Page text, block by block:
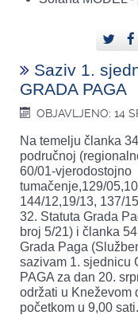
Saziv 1.
GRADA PAGA
OBJAVLJENO: 14
Na temelju članka
područnoj
60/01-vjerodostojno
tumačenje,129/
144/12,19/13, 137/
32. Statuta Grada
broj 5/21) i članka
Grada Paga
sazivam 1. sjednicu
PAGA za dan 20.
održati u Kneževom
početkom u 9,00 sati.